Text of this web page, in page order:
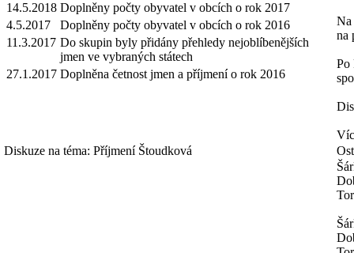
14.5.2018 Doplněny počty obyvatel v obcích o rok 2017
4.5.2017
Doplněny počty obyvatel v obcích o rok 2016
11.3.2017 Do skupin byly přidány přehledy nejoblíbenějších
jmen ve vybraných státech
27.1.2017 Doplněna četnost jmen a příjmení o rok 2016
Na
na
Po
Diskuze na téma: Příjmení Štoudková